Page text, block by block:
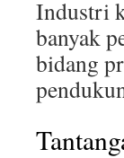
Industri
banyak
bidang